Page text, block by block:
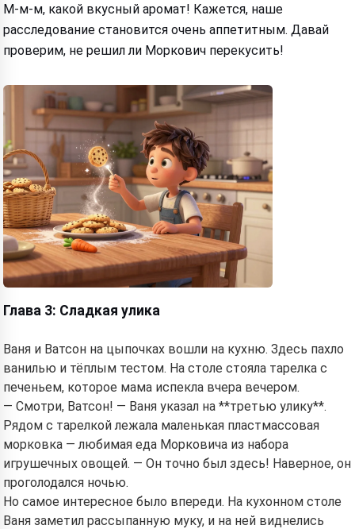
М-м-м, какой вкусный аромат! Кажется, наше
расследование становится очень аппетитным. Давай
проверим, не решил ли Моркович перекусить!
Глава 3: Сладкая улика
Ваня и Ватсон на цыпочках вошли на кухню. Здесь пахло
ванилью и тёплым тестом. На столе стояла тарелка с
печеньем, которое мама испекла вчера вечером.
— Смотри, Ватсон! — Ваня указал на **третью улику**.
Рядом с тарелкой лежала маленькая пластмассовая
морковка — любимая еда Морковича из набора
игрушечных овощей. — Он точно был здесь! Наверное, он
проголодался ночью.
Но самое интересное было впереди. На кухонном столе
Ваня заметил рассыпанную муку, и на ней виднелись
Hi! I am Storiko 👋
I tell magical bedtime stories for
your kids 🌟
By starting to use the service, you accept:
Service ,Privacy Policy,Refund Policy